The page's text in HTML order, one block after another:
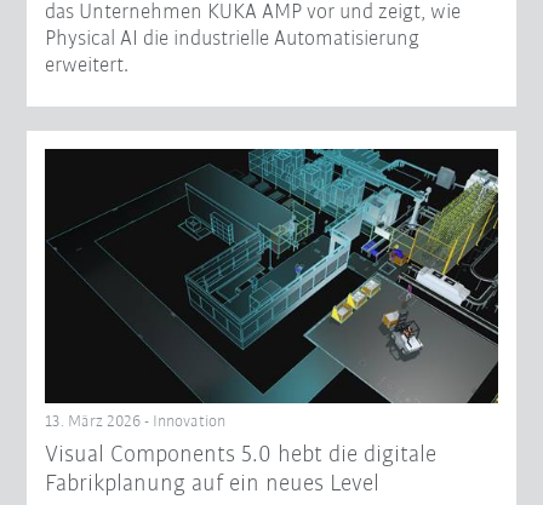
das Unternehmen KUKA AMP vor und zeigt, wie
Physical AI die industrielle Automatisierung
erweitert.
13. März 2026 - Innovation
Visual Components 5.0 hebt die digitale
Fabrikplanung auf ein neues Level